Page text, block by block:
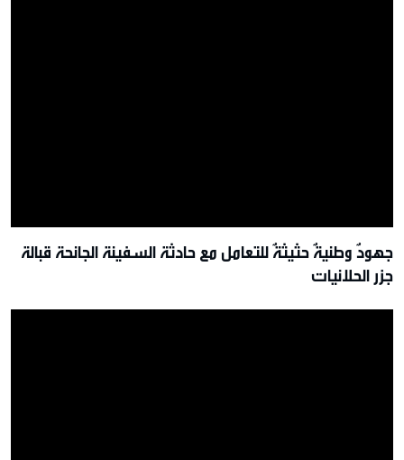
جهودٌ وطنيةٌ حثيثةٌ للتعامل مع حادثة السفينة الجانحة قبالة
جزر الحلانيات